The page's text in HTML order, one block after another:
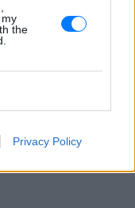
the
Privacy Policy